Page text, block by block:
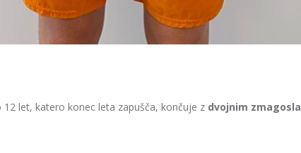
let, katero konec leta zapušča, končuje z dvojnim